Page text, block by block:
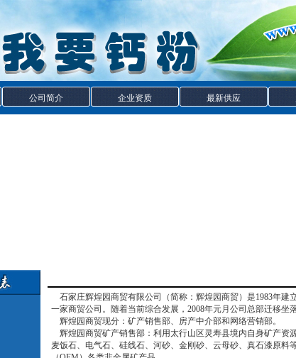
公司简介 企业资质 最新供应
石家庄辉煌园商贸有限公司（简称：辉煌园商贸）是1983年建
一家商贸公司。随着当前综合发展，2008年元月公司总部迁移
辉煌园商贸现分：矿产销售部、房产中介部和网络营销部。
辉煌园商贸矿产销售部：利用太行山区灵寿县境内自身矿产资
麦饭石、电气石、硅线石、河砂、金刚砂、云母砂、真石漆原